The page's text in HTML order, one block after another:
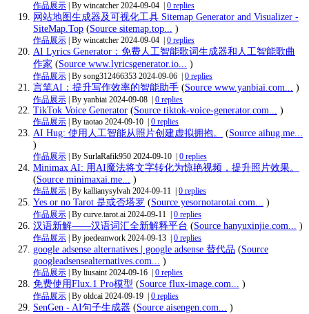
作品展示 | By wincatcher 2024-09-04 0 replies
网站地图生成器及可视化工具 Sitemap Generator and Visualizer -
SiteMap.Top (Source sitemap.top... )
作品展示 | By wincatcher 2024-09-04 0 replies
AI Lyrics Generator：免费人工智能歌词生成器和人工智能歌曲
作家 (Source www.lyricsgenerator.io... )
作品展示 | By song312466353 2024-09-06 0 replies
言笔AI：提升写作效率的智能助手 (Source www.yanbiai.com... )
作品展示 | By yanbiai 2024-09-08 0 replies
TikTok Voice Generator (Source tiktok-voice-generator.com... )
作品展示 | By taotao 2024-09-10 0 replies
AI Hug: 使用人工智能从照片创建虚拟拥抱。 (Source aihug.me...
)
作品展示 | By SurlaRafik950 2024-09-10 0 replies
Minimax AI: 用AI魔法将文字转化为惊艳视频，提升照片效果。
(Source minimaxai.me... )
作品展示 | By kallianysylvah 2024-09-11 0 replies
Yes or no Tarot 是或否塔罗 (Source yesornotarotai.com... )
作品展示 | By curve.tarot.ai 2024-09-11 0 replies
汉语新解——汉语词汇全新解释平台 (Source hanyuxinjie.com... )
作品展示 | By joedeanwork 2024-09-13 0 replies
google adsense alternatives | google adsense 替代品 (Source
googleadsensealternatives.com...
)
作品展示 | By liusaint 2024-09-16 0 replies
免费使用Flux.1 Pro模型 (Source flux-image.com... )
作品展示 | By oldcai 2024-09-19 0 replies
SenGen - AI句子生成器 (Source aisengen.com... )